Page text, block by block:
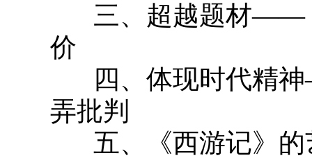
三、超越题材——
价
四、体现时代精
弄批判
五、《西游记》